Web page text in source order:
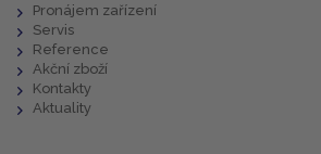
Pronájem zařízení
Servis
Reference
Akční zboží
Kontakty
Aktuality